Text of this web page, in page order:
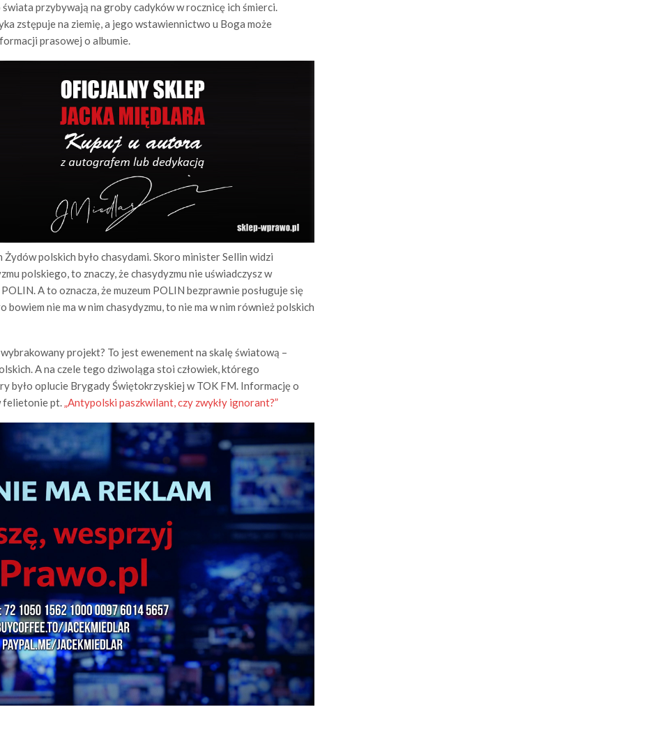
przybywają na groby cadyków w rocznicę ich śmierci.
zstępuje na ziemię, a jego wstawiennictwo u Boga może
prasowej o albumie.
polskich było chasydami. Skoro minister Sellin widzi
polskiego, to znaczy, że chasydyzmu nie uświadczysz w
A to oznacza, że muzeum POLIN bezprawnie posługuje się
bowiem nie ma w nim chasydyzmu, to nie ma w nim również polskich
projekt? To jest ewenement na skalę światową –
A na czele tego dziwoląga stoi człowiek, którego
było oplucie Brygady Świętokrzyskiej w TOK FM. Informację o
felietonie pt.„Antypolski paszkwilant, czy zwykły ignorant?”